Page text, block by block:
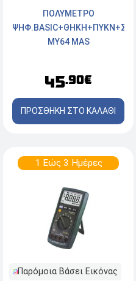
ΠΟΛΥΜΕΤΡΟ
MY64 MAS
45.90€
ΠΡΟΣΘΗΚΗ ΣΤΟ ΚΑΛΑΘΙ
1 Εώς 3 Ημέρες
Παρόμοια Βάσει Εικόνας